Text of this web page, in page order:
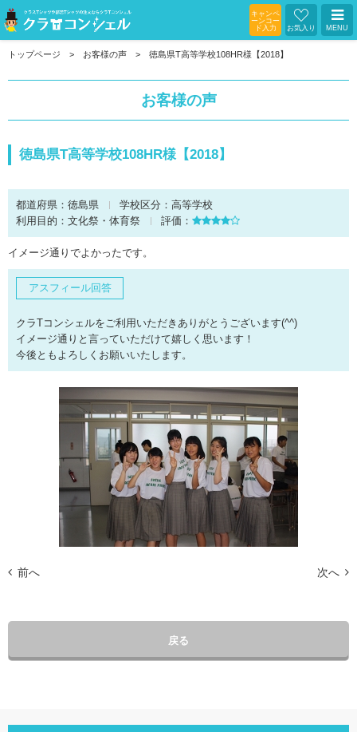
キャンペ
ーンコー
ド入力
お気入り MENU
トップページ お客様の声 徳島県T高等学校108HR様【2018】
お客様の声
徳島県T高等学校108HR様【2018】
都道府県： 徳島県 学校区分： 高等学校
利用目的： 文化祭・体育祭 評価：
イメージ通りでよかったです。
アスフィール回答
クラTコンシェルをご利用いただきありがとうございます(^^)
イメージ通りと言っていただけて嬉しく思います！
今後ともよろしくお願いいたします。
前へ 次へ
戻る